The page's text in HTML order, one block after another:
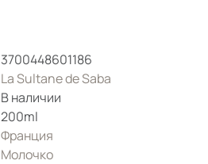
3700448601186
La Sultane de Saba
В наличии
200ml
Франция
Молочко